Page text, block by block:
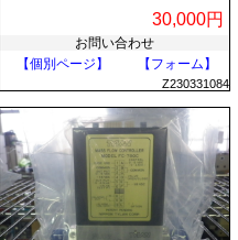
30,000円
お問い合わせ
【個別ページ】
【フォーム】
Z230331084